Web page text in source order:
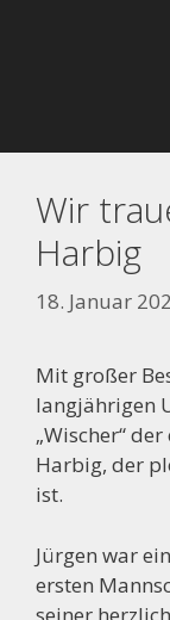
Wir
Harbig
18. Januar
Mit großer
langjährigen
„Wischer“
Harbig, der
ist.
Jürgen war
ersten
seiner